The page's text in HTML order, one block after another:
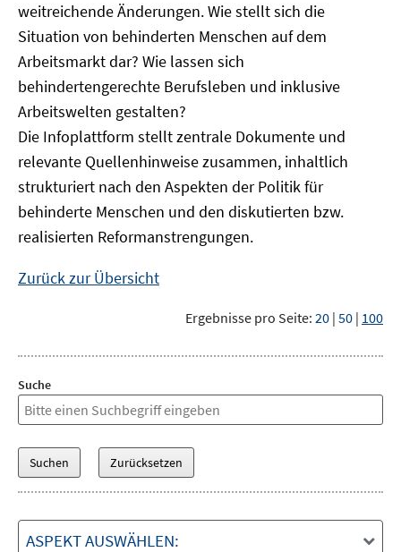
weitreichende Änderungen. Wie stellt sich die
Situation von behinderten Menschen auf dem
Arbeitsmarkt dar? Wie lassen sich
behindertengerechte Berufsleben und inklusive
Arbeitswelten gestalten?
Die Infoplattform stellt zentrale Dokumente und
relevante Quellenhinweise zusammen, inhaltlich
strukturiert nach den Aspekten der Politik für
behinderte Menschen und den diskutierten bzw.
realisierten Reformanstrengungen.
Zurück zur Übersicht
Ergebnisse pro Seite: 20 | 50 | 100
Suche
ASPEKT AUSWÄHLEN: